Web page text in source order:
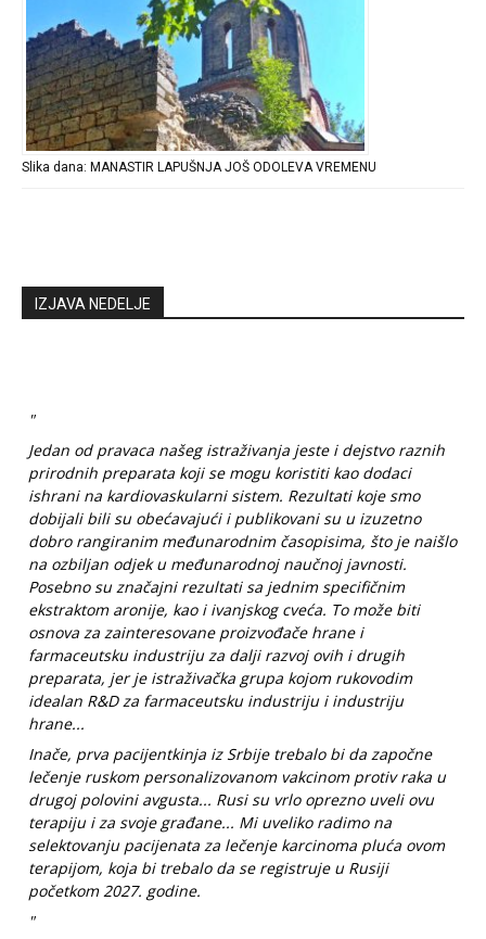
Slika dana: MANASTIR LAPUŠNJA JOŠ ODOLEVA VREMENU
IZJAVA NEDELJE
"
Jedan od pravaca našeg istraživanja jeste i dejstvo raznih
prirodnih preparata koji se mogu koristiti kao dodaci
ishrani na kardiovaskularni sistem. Rezultati koje smo
dobijali bili su obećavajući i publikovani su u izuzetno
dobro rangiranim međunarodnim časopisima, što je naišlo
na ozbiljan odjek u međunarodnoj naučnoj javnosti.
Posebno su značajni rezultati sa jednim specifičnim
ekstraktom aronije, kao i ivanjskog cveća. To može biti
osnova za zainteresovane proizvođače hrane i
farmaceutsku industriju za dalji razvoj ovih i drugih
preparata, jer je istraživačka grupa kojom rukovodim
idealan R&D za farmaceutsku industriju i industriju
hrane...
Inače, prva pacijentkinja iz Srbije trebalo bi da započne
lečenje ruskom personalizovanom vakcinom protiv raka u
drugoj polovini avgusta... Rusi su vrlo oprezno uveli ovu
terapiju i za svoje građane... Mi uveliko radimo na
selektovanju pacijenata za lečenje karcinoma pluća ovom
terapijom, koja bi trebalo da se registruje u Rusiji
početkom 2027. godine.
"